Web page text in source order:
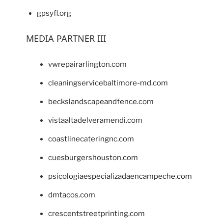
gpsyfl.org
MEDIA PARTNER III
vwrepairarlington.com
cleaningservicebaltimore-md.com
beckslandscapeandfence.com
vistaaltadelveramendi.com
coastlinecateringnc.com
cuesburgershouston.com
psicologiaespecializadaencampeche.com
dmtacos.com
crescentstreetprinting.com